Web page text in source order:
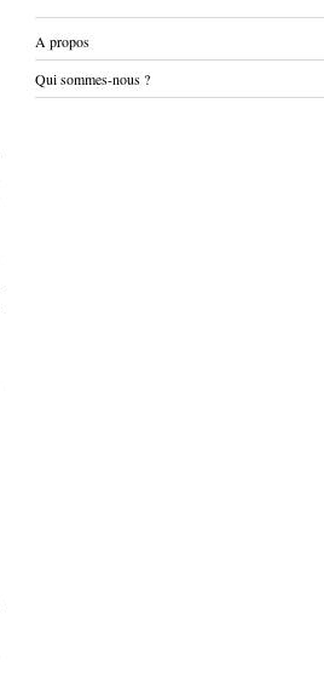
A propos
Qui sommes-nous ?